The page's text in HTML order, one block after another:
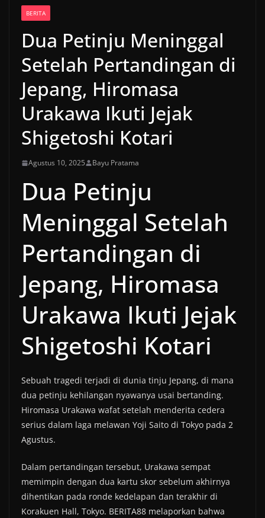
BERITA
Dua Petinju Meninggal
Setelah Pertandingan di
Jepang, Hiromasa
Urakawa Ikuti Jejak
Shigetoshi Kotari
Agustus 10, 2025 Bayu Pratama
Dua Petinju
Meninggal Setelah
Pertandingan di
Jepang, Hiromasa
Urakawa Ikuti Jejak
Shigetoshi Kotari
Sebuah tragedi terjadi di dunia tinju Jepang, di mana
dua petinju kehilangan nyawanya usai bertanding.
Hiromasa Urakawa wafat setelah menderita cedera
serius dalam laga melawan Yoji Saito di Tokyo pada 2
Agustus.
Dalam pertandingan tersebut, Urakawa sempat
memimpin dengan dua kartu skor sebelum akhirnya
dihentikan pada ronde kedelapan dan terakhir di
Korakuen Hall, Tokyo. BERITA88 melaporkan bahwa